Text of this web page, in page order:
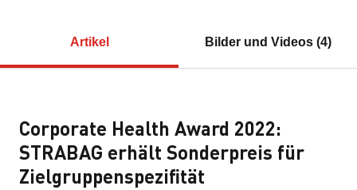
Artikel Bilder und Videos (4)
Corporate Health Award 2022:
STRABAG erhält Sonderpreis für
Zielgruppenspezifität